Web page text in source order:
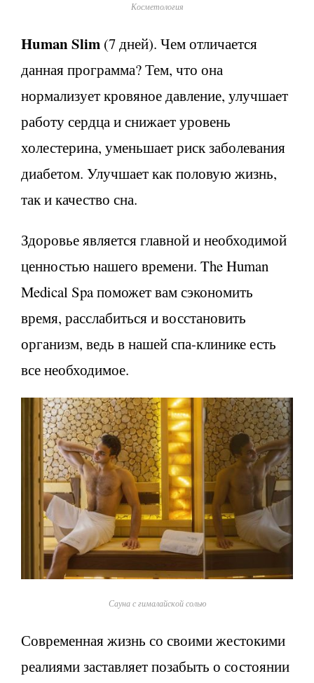
Косметология
Human Slim (7 дней). Чем отличается
данная программа? Тем, что она
нормализует кровяное давление, улучшает
работу сердца и снижает уровень
холестерина, уменьшает риск заболевания
диабетом. Улучшает как половую жизнь,
так и качество сна.
Здоровье является главной и необходимой
ценностью нашего времени. The Human
Medical Spa поможет вам сэкономить
время, расслабиться и восстановить
организм, ведь в нашей спа-клинике есть
все необходимое.
Сауна с гималайской солью
Современная жизнь со своими жестокими
реалиями заставляет позабыть о состоянии